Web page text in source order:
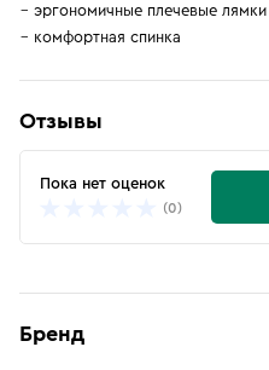
эргономичные плечевые лямки
комфортная спинка
Отзывы
Пока нет оценок
(0)
Бренд